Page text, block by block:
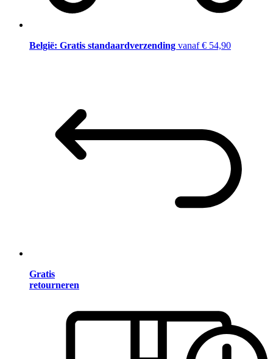
België: Gratis standaardverzending vanaf € 54,90
Gratis
retourneren